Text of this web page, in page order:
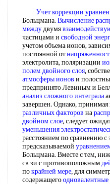
Учет коррекции
Больцмана. Вычисление
междудвумя
частицами и свободной
учетом объема ионов,
постоянной от
электролита, поляризации
полемдвойного слоя,
атмосферы ионов и
предпринято Левиным и
анализ сложного интеграла
завершен. Однако,
различных факторов на
двойном слое, следует
уменьшения
расстоянием по сравнению с
предсказываемой
Больцмана. Вместе с тем,
св зи с противоположным
покрайней мере, для
содержащего